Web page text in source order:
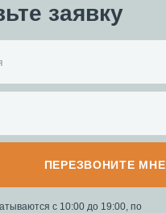
заявку
ПЕРЕЗВОНИТЕ МНЕ
с 10:00 до 19:00, по